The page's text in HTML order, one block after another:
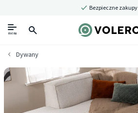
Bezpieczne zakupy
menu
Dywany